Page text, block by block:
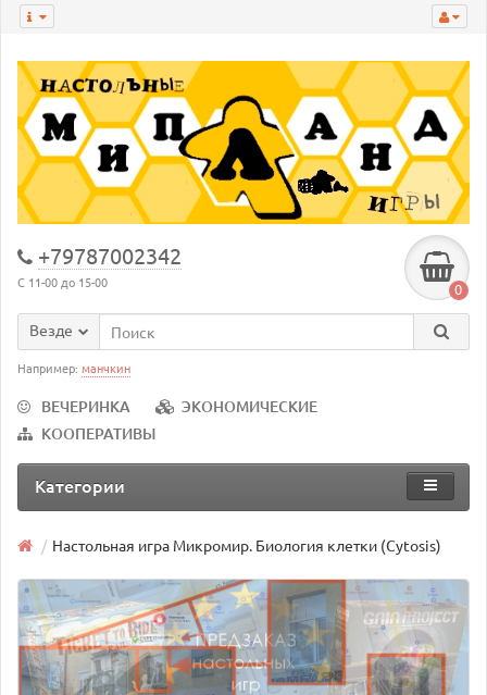
+79787002342
С 11-00 до 15-00 0
Везде
Например: манчкин
ВЕЧЕРИНКА
ЭКОНОМИЧЕСКИЕ
КООПЕРАТИВЫ
Категории
Настольная игра Микромир. Биология клетки (Cytosis)